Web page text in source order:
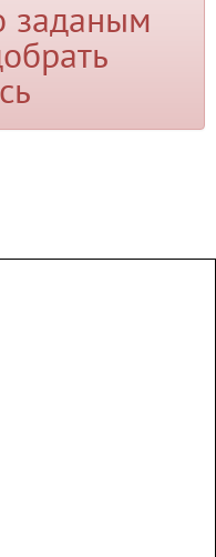
заданым